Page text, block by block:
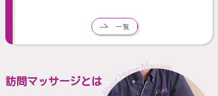
一覧
訪問マッサージとは